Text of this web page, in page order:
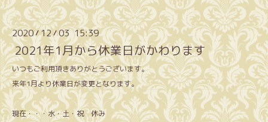
2020/12/03 15:39
2021年1月から休業日がかわります
いつもご利用頂きありがとうございます。
来年1月より休業日が変更となります。
現在・・・水・土・祝 休み